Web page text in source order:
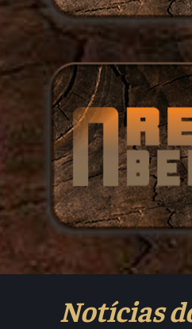
Notícias